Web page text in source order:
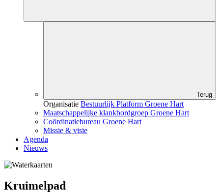
Terug
Organisatie Bestuurlijk Platform Groene Hart
Maatschappelijke klankbordgroep Groene Hart
Coördinatiebureau Groene Hart
Missie & visie
Agenda
Nieuws
Kruimelpad